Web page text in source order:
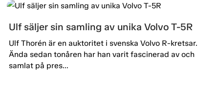
Ulf säljer sin samling av unika Volvo T-5R
Ulf Thorén är en auktoritet i svenska Volvo R-kretsar.
Ända sedan tonåren har han varit fascinerad av och
samlat på pres...